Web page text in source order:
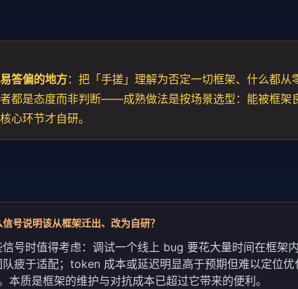
答偏的地方：把「手搓」理解为否定一切框架、什么都
都是态度而非判断——成熟做法是按场景选型：能被框架
心环节才自研。
信号说明该从框架迁出、改为自研？
信号时值得考虑：调试一个线上 bug 要花大量时间在框架
疲于适配；token 成本或延迟明显高于预期但难以定位
本质是框架的维护与对抗成本已超过它带来的便利。